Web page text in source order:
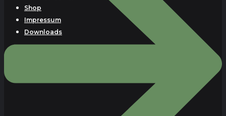
Shop
Impressum
Downloads